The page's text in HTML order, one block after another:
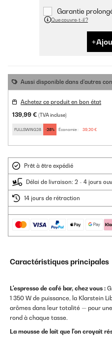
Garantie
Que couvre-t-il ?
Aussi disponible dans d'autres
Achetez ce produit en bon état
139,99 € (TVA incluse)
FULLSWING28 -28% Économie : 39,20 €
Prêt à être expédié
Délai de livraison: 2 - 4 jours
14 jours de rétraction
Caractéristiques principales
L'espresso de café bar, chez vous :
1 350 W de puissance, la Klarstein
arômes dans leur totalité — pour
rond à chaque tasse.
La mousse de lait que l'on croyait